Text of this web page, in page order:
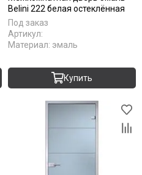
Belini 222 белая остеклённая
Под заказ
Артикул:
Материал: эмаль
Купить